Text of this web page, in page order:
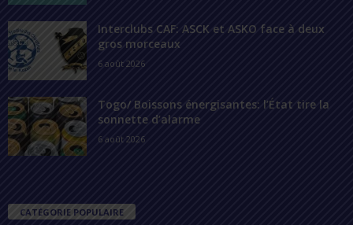
Interclubs CAF: ASCK et ASKO face à deux
gros morceaux
6 août 2026
Togo/ Boissons énergisantes: l’État tire la
sonnette d’alarme
6 août 2026
CATÉGORIE POPULAIRE